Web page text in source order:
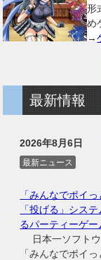
形
め
→
最新情報
2026年8月6日
最新ニュース
「みんなでポイ
「投げる」シス
るパーティーゲー
日本一ソフトウ
「みんなでポイ